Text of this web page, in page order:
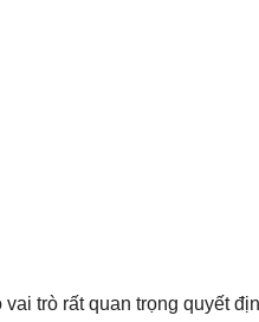
vai trò rất quan trọng quyết